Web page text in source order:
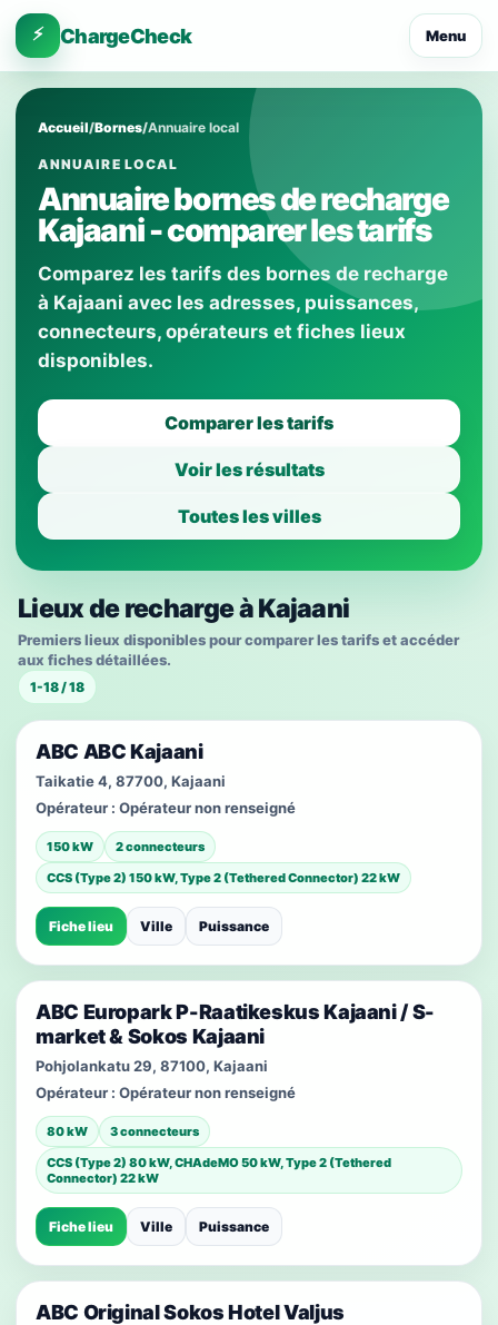
⚡ ChargeCheck Menu
Accueil/Bornes/Annuaire local
ANNUAIRE LOCAL
Annuaire bornes de recharge
Kajaani - comparer les tarifs
Comparez les tarifs des bornes de recharge
à Kajaani avec les adresses, puissances,
connecteurs, opérateurs et fiches lieux
disponibles.
Comparer les tarifs
Voir les résultats
Toutes les villes
Lieux de recharge à Kajaani
Premiers lieux disponibles pour comparer les tarifs et accéder
aux fiches détaillées.
1-18 / 18
ABC ABC Kajaani
Taikatie 4, 87700, Kajaani
Opérateur : Opérateur non renseigné
150 kW
2 connecteurs
CCS (Type 2) 150 kW, Type 2 (Tethered Connector) 22 kW
Fiche lieu Ville Puissance
ABC Europark P-Raatikeskus Kajaani / S-
market & Sokos Kajaani
Pohjolankatu 29, 87100, Kajaani
Opérateur : Opérateur non renseigné
80 kW
3 connecteurs
CCS (Type 2) 80 kW, CHAdeMO 50 kW, Type 2 (Tethered
Connector) 22 kW
Fiche lieu Ville Puissance
ABC Original Sokos Hotel Valjus